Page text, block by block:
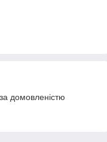
домовленістю